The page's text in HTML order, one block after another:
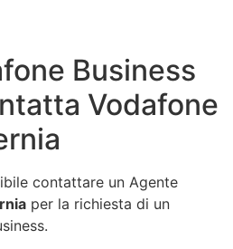
Business
Vodafone
contattare un Agente
per la richiesta di un